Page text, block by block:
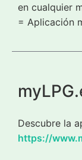
en cualquier
= Aplicación
Descubre la
https://